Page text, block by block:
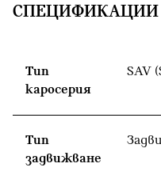
СПЕЦИФИКАЦИИ
Тип
каросерия
SAV
Тип
задвижване